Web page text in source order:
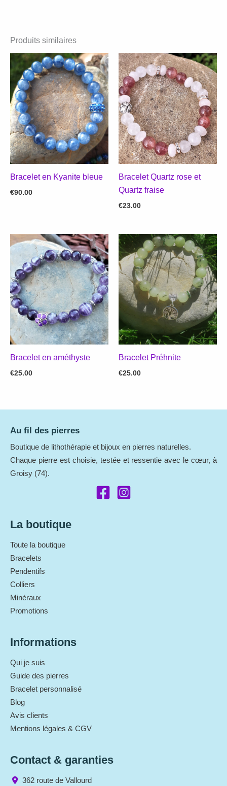
Produits similaires
Bracelet en Kyanite bleue
€90.00
Bracelet Quartz rose et
Quartz fraise
€23.00
Bracelet en améthyste
€25.00
Bracelet Préhnite
€25.00
Au fil des pierres
Boutique de lithothérapie et bijoux en pierres naturelles.
Chaque pierre est choisie, testée et ressentie avec le cœur, à
Groisy (74).
La boutique
Toute la boutique
Bracelets
Pendentifs
Colliers
Minéraux
Promotions
Informations
Qui je suis
Guide des pierres
Bracelet personnalisé
Blog
Avis clients
Mentions légales & CGV
Contact & garanties
362 route de Vallourd